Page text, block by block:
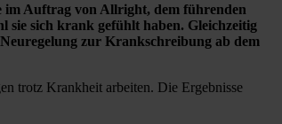
im Auftrag von Allright, dem führenden
sie sich krank gefühlt haben. Gleichzeitig
zur Krankschreibung ab dem
trotz Krankheit arbeiten. Die Ergebnisse